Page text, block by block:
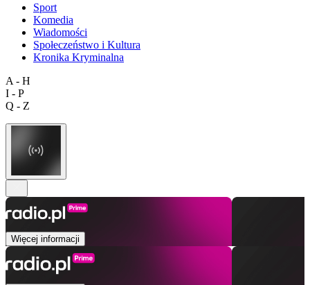
Sport
Komedia
Wiadomości
Społeczeństwo i Kultura
Kronika Kryminalna
A - H
I - P
Q - Z
Więcej informacji